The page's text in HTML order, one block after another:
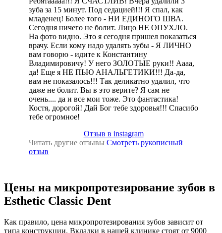
зуба за 15 минут. Под седацией!!! Я спал, как
младенец! Более того - НИ ЕДИНОГО ШВА.
Сегодня ничего не болит. Лицо НЕ ОПУХЛО.
На фото видно. Это я сегодня пришел показаться
врачу. Если кому надо удалять зубы - Я ЛИЧНО
вам говорю - идите к Константину
Владимировичу! У него ЗОЛОТЫЕ руки!! Аааа,
да! Еще я НЕ ПЬЮ АНАЛЬГЕТИКИ!!! Да-да,
вам не показалось!!! Так деликатно удалил, что
даже не болит. Вы в это верите? Я сам не
очень.... да и все мои тоже. Это фантастика!
Костя, дорогой! Дай Бог тебе здоровья!!! Спасибо
тебе огромное!
Отзыв в instagram
Читать другие отзывы Смотреть рукописный
отзыв
Цены на микропротезирование зубов в
Esthetic Classic Dent
Как правило, цена микропротезирования зубов зависит от
типа конструкции. Вкладки в нашей клинике стоят от 9000